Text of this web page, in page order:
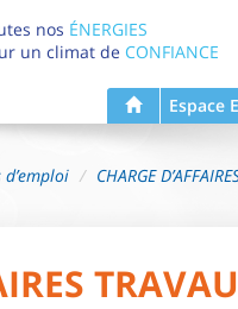
nos ÉNERGIES
un climat de CONFIANCE
Espace
d’emploi CHARGE